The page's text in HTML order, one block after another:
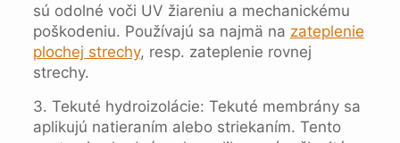
sú odolné voči UV žiareniu a mechanickému
poškodeniu. Používajú sa najmä na zateplenie
plochej strechy, resp. zateplenie rovnej
strechy.
3. Tekuté hydroizolácie: Tekuté membrány sa
aplikujú natieraním alebo striekaním. Tento